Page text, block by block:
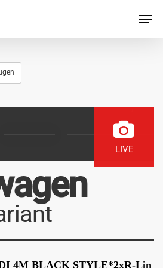
LIVE
4M BLACK STYLE*2xR-Lin